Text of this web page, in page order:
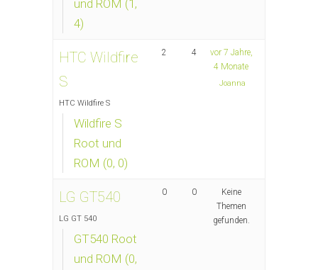
und ROM (1,
4)
HTC Wildfire
S
HTC Wildfire S
Wildfire S
Root und
ROM (0, 0)
2 4
vor 7 Jahre,
4 Monate
Joanna
LG GT540
LG GT 540
GT540 Root
und ROM (0,
0 0
Keine
Themen
gefunden.